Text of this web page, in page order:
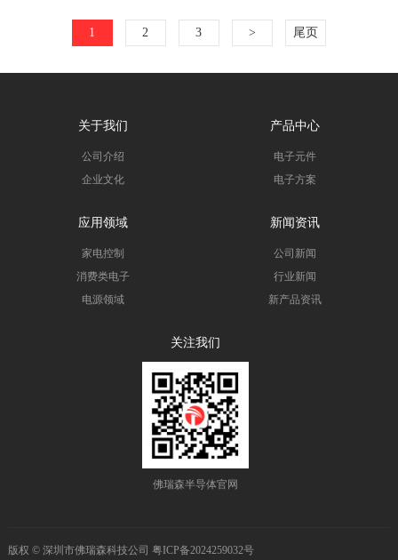
以上产品均有批量现货；74/4000系列其他产品，我司可根据客户
需求，推出小型化封装的产品。
1 2 3 > 尾页
关于我们
公司介绍
企业文化
产品中心
电子元件
电子方案
应用领域
家电控制
消费类电子
电源领域
新闻资讯
公司新闻
行业新闻
新产品资讯
关注我们
佛瑞森半导体官网
版权 © 深圳市佛瑞森科技公司 粤ICP备2024259032号